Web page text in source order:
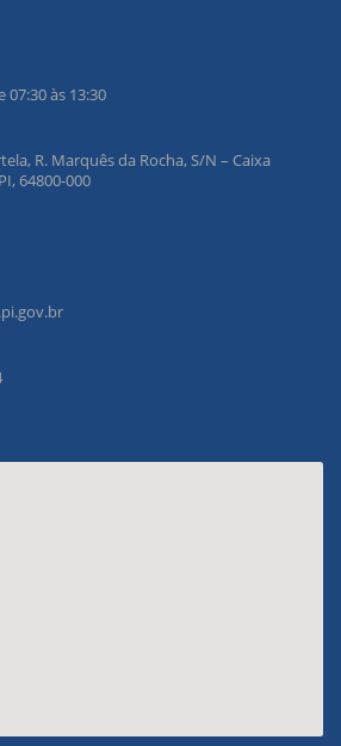
07:30 às 13:30
R. Marquês da Rocha, S/N – Caixa
64800-000